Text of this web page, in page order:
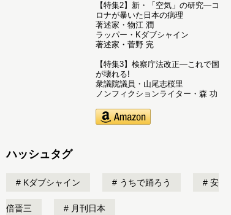
【特集2】新・「空気」の研究―コ
ロナが暴いた日本の病理
著述家・物江 潤
ラッパー・Kダブシャイン
著述家・菅野 完
【特集3】検察庁法改正―これで国
が壊れる!
衆議院議員・山尾志桜里
ノンフィクションライター・森 功
ハッシュタグ
Kダブシャイン うちで踊ろう 安
倍晋三 月刊日本